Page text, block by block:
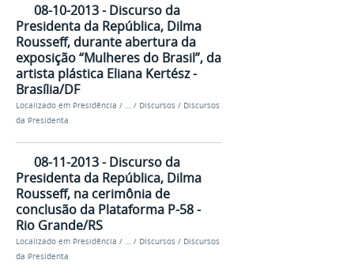
08-10-2013 - Discurso da
Presidenta da República, Dilma
Rousseff, durante abertura da
exposição “Mulheres do Brasil”, da
artista plástica Eliana Kertész -
Brasília/DF
Localizado em Presidência / … / Discursos / Discursos
da Presidenta
08-11-2013 - Discurso da
Presidenta da República, Dilma
Rousseff, na cerimônia de
conclusão da Plataforma P-58 -
Rio Grande/RS
Localizado em Presidência / … / Discursos / Discursos
da Presidenta